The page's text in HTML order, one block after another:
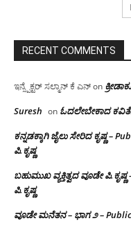
RECENT COMMENTS
ಇನ್ಸ್ಪೆಕ್ಟರ್ ಸಲ್ಮಾನ್ ಕೆ ಎನ್on
Suresh on ಓದಲೇಬೇಕಾದ‌
ಕನ್ನಡಕ್ಕಾಗಿ ಜೈಲು ಸೇರಿದ ಕೃಷ್ಣ –
ಪಿ.ಕೃಷ್ಣ
ಬಹುಮುಖ ವ್ಯಕ್ತಿತ್ವದ ವೂಡೇ
ಪಿ.ಕೃಷ್ಣ
ವೂಡೇ ಮನೆತನ – ಭಾಗ ೨ –